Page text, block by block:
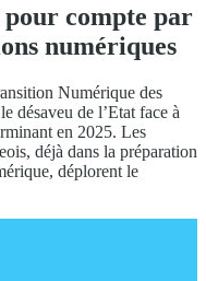
pour compte par
numériques
Numérique des
désaveu de l’Etat face à
en 2025. Les
déjà dans la préparation
déplorent le